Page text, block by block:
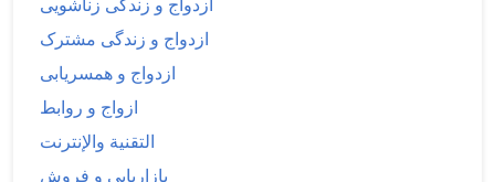
ازدواج و زندگی زناشویی
ازدواج و زندگی مشترک
ازدواج و همسریابی
ازواج و روابط
التقنية والإنترنت
بازاریابی و فروش